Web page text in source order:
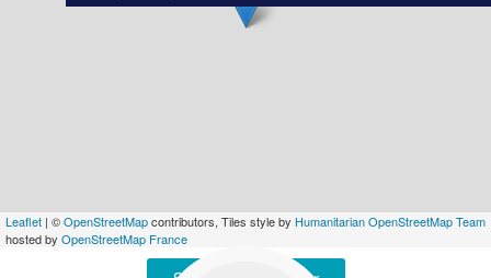
Leaflet | ©OpenStreetMapcontributors, Tiles style by Humanitarian OpenStreetMap Team
hosted by OpenStreetMap France